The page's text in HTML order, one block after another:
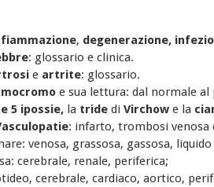
, degenerazione,
: glossario e clinica.
e artrite: glossario.
e sua lettura: dal normale al
5 ipossie, la tride diVirchowe la
: infarto, trombosi venosa
venosa, grassosa, gassosa,
cerebrale, renale, periferica;
cerebrale, cardiaco, aortico,